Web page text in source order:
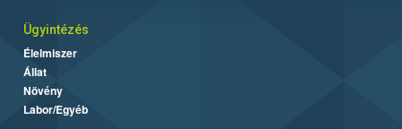
Ügyintézés
Élelmiszer
Állat
Növény
Labor/Egyéb